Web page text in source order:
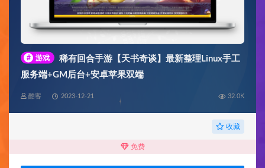
# 游戏
稀有回合手游【天书奇谈】最新整理Linux手工
服务端+GM后台+安卓苹果双端
酷客 2023-12-21 32.0K
收藏
免费